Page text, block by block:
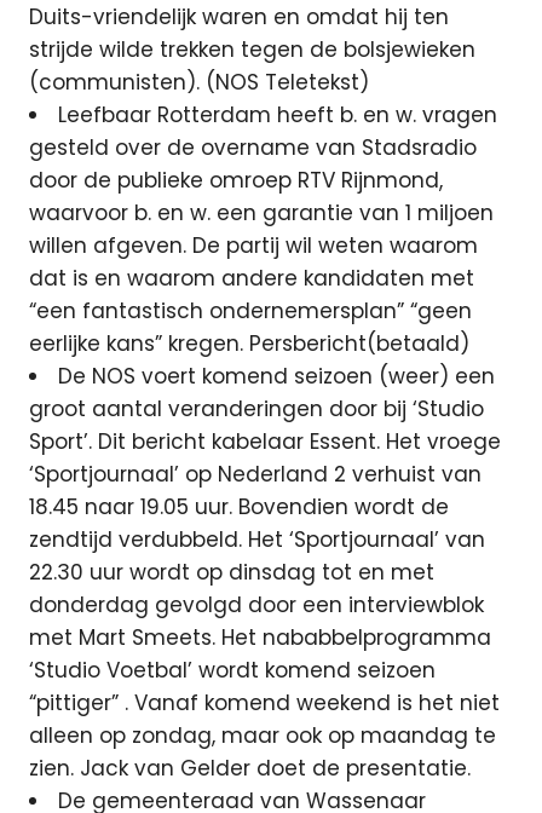
Duits-vriendelijk waren en omdat hij ten
strijde wilde trekken tegen de bolsjewieken
(communisten). (NOS Teletekst)
Leefbaar Rotterdam heeft b. en w. vragen
gesteld over de overname van Stadsradio
door de publieke omroep RTV Rijnmond,
waarvoor b. en w. een garantie van 1 miljoen
willen afgeven. De partij wil weten waarom
dat is en waarom andere kandidaten met
“een fantastisch ondernemersplan” “geen
eerlijke kans” kregen. Persbericht(betaald)
De NOS voert komend seizoen (weer) een
groot aantal veranderingen door bij ‘Studio
Sport’. Dit bericht kabelaar Essent. Het vroege
‘Sportjournaal’ op Nederland 2 verhuist van
18.45 naar 19.05 uur. Bovendien wordt de
zendtijd verdubbeld. Het ‘Sportjournaal’ van
22.30 uur wordt op dinsdag tot en met
donderdag gevolgd door een interviewblok
met Mart Smeets. Het nababbelprogramma
‘Studio Voetbal’ wordt komend seizoen
“pittiger” . Vanaf komend weekend is het niet
alleen op zondag, maar ook op maandag te
zien. Jack van Gelder doet de presentatie.
De gemeenteraad van Wassenaar